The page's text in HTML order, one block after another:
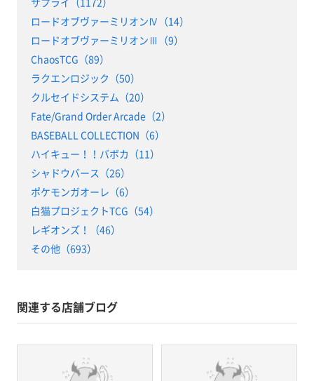
ロードオブヴァーミリオンⅣ（14）
ロードオブヴァーミリオンⅢ（9）
ChaosTCG（89）
ラクエンロジック（50）
クルセイドシステム（20）
Fate/Grand Order Arcade（2）
BASEBALL COLLECTION（6）
ハイキュー！！バボカ（11）
シャドウバース（26）
ポケモンガオーレ（6）
白猫プロジェクトTCG（54）
レギオンズ！（46）
その他（693）
関連する店舗ブログ